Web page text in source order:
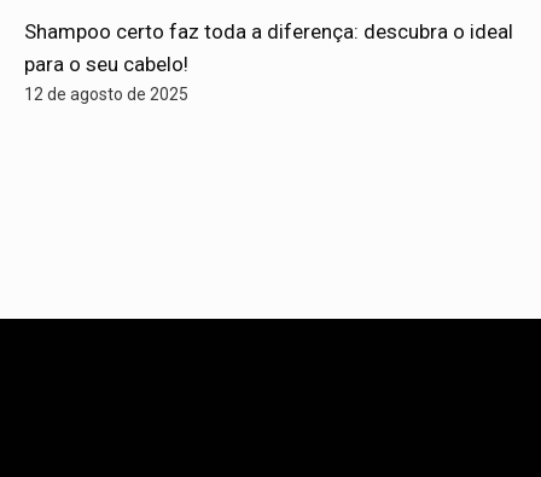
Shampoo certo faz toda a diferença: descubra o ideal
para o seu cabelo!
12 de agosto de 2025